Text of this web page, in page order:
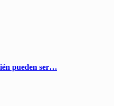
pueden ser…